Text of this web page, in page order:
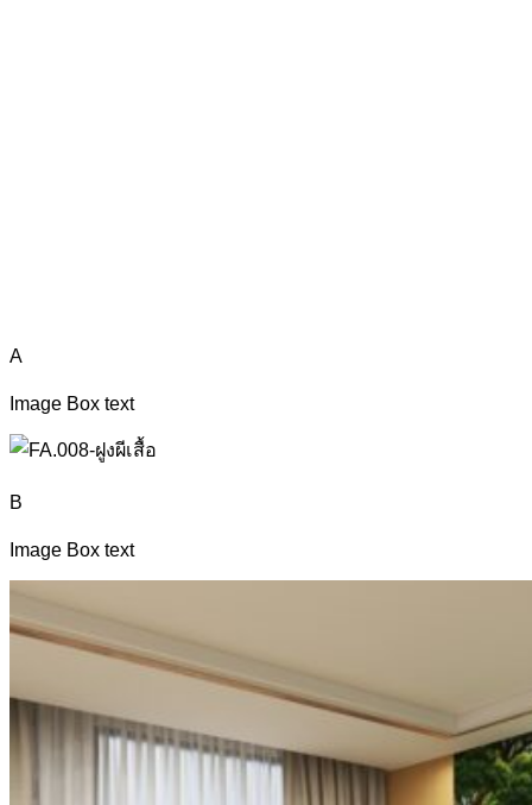
A
Image Box text
B
Image Box text